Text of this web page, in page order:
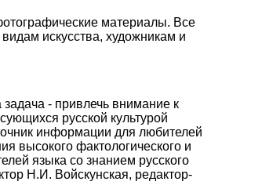
материалы. Все
искусства, художникам и
- привлечь внимание к
русской культурой
информации для любителей
высокого фактологического и
языка со знанием русского
Н.И. Войскунская, редактор-